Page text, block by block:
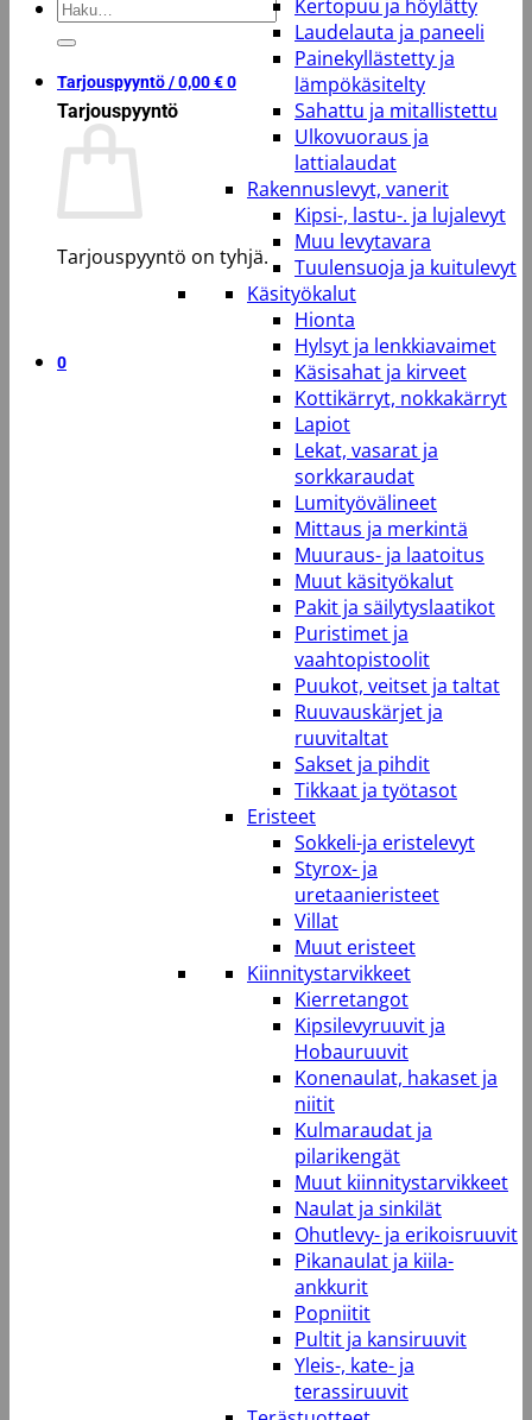
Etsi:
Tarjouspyyntö /0,00€0
Tarjouspyyntö
Tarjouspyyntö on tyhjä.
0
Kertopuu ja höylätty
Laudelauta ja paneeli
Painekyllästetty ja
lämpökäsitelty
Sahattu ja mitallistettu
Ulkovuoraus ja
lattialaudat
Rakennuslevyt, vanerit
Kipsi-, lastu-. ja lujalevyt
Muu levytavara
Tuulensuoja ja kuitulevyt
Käsityökalut
Hionta
Hylsyt ja lenkkiavaimet
Käsisahat ja kirveet
Kottikärryt, nokkakärryt
Lapiot
Lekat, vasarat ja
sorkkaraudat
Lumityövälineet
Mittaus ja merkintä
Muuraus- ja laatoitus
Muut käsityökalut
Pakit ja säilytyslaatikot
Puristimet ja
vaahtopistoolit
Puukot, veitset ja taltat
Ruuvauskärjet ja
ruuvitaltat
Sakset ja pihdit
Tikkaat ja työtasot
Eristeet
Sokkeli-ja eristelevyt
Styrox- ja
uretaanieristeet
Villat
Muut eristeet
Kiinnitystarvikkeet
Kierretangot
Kipsilevyruuvit ja
Hobauruuvit
Konenaulat, hakaset ja
niitit
Kulmaraudat ja
pilarikengät
Muut kiinnitystarvikkeet
Naulat ja sinkilät
Ohutlevy- ja erikoisruuvit
Pikanaulat ja kiila-
ankkurit
Popniitit
Pultit ja kansiruuvit
Yleis-, kate- ja
terassiruuvit